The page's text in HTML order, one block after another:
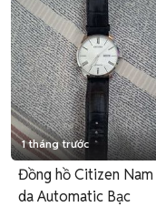
1 tháng trước
Đồng hồ Citizen
da Automatic Bạc